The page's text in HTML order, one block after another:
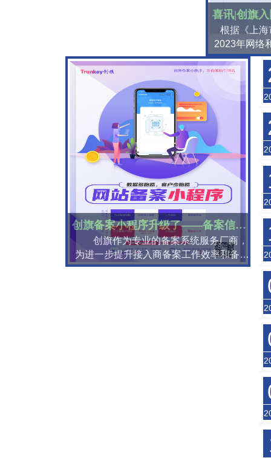
根据《上
2023年网络
的通告》有
创旗备案小程序升级了——备案信息录入、备案资料采集移动
创旗作为专业的备案系统服务厂商，
为进一步提升接入商备案工作效率和备案
准确率，...